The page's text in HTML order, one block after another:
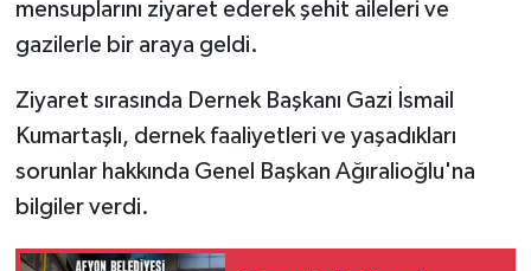
mensuplarını ziyaret ederek şehit aileleri ve
gazilerle bir araya geldi.
Ziyaret sırasında Dernek Başkanı Gazi İsmail
Kumartaşlı, dernek faaliyetleri ve yaşadıkları
sorunlar hakkında Genel Başkan Ağıralioğlu'na
bilgiler verdi.